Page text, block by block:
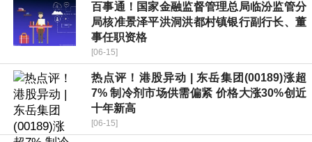
百事通！国家金融监督管理总局临汾监管分
局核准景泽平洪洞洪都村镇银行副行长、董
事任职资格
[06-15]
热点评！港股异动 | 东岳集团(00189)涨超
7% 制冷剂市场供需偏紧 价格大涨30%创近
十年新高
[06-15]